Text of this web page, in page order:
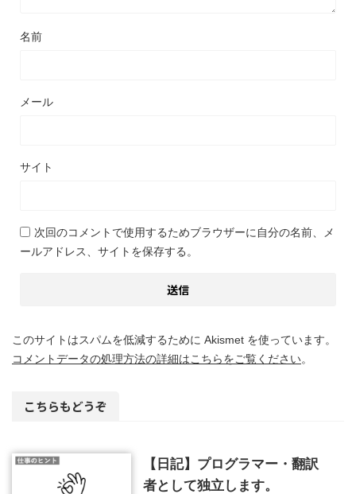
名前
メール
サイト
次回のコメントで使用するためブラウザーに自分の名前、メ
ールアドレス、サイトを保存する。
このサイトはスパムを低減するために Akismet を使っています。
コメントデータの処理方法の詳細はこちらをご覧ください。
こちらもどうぞ
【日記】プログラマー・翻訳
者として独立します。